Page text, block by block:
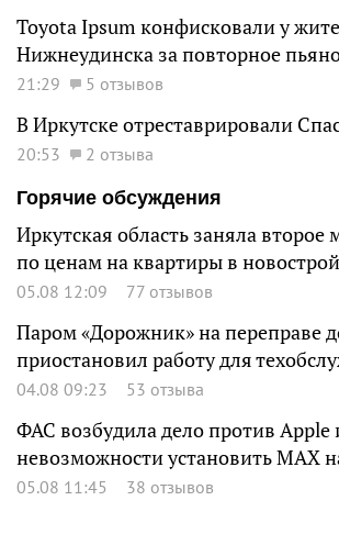
Toyota Ipsum конфисковали у
Нижнеудинска за повторное
21:29 5 отзывов
В Иркутске отреставрировали
20:53
2 отзыва
Горячие обсуждения
Иркутская область заняла второе
по ценам на квартиры в
05.08 12:09 77 отзывов
Паром «Дорожник» на переправе
приостановил работу для
04.08 09:23 53 отзыва
ФАС возбудила дело против Apple
невозможности установить MAX
05.08 11:45 38 отзывов